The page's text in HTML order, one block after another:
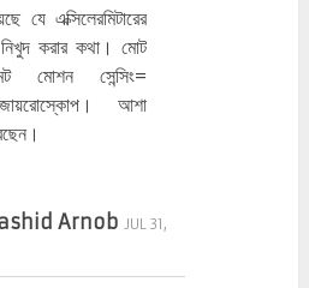
যে এক্সিলেরমিটারের
করার কথা। মোট
মোশন সেন্সিং=
আশা
Arnob JUL 31,